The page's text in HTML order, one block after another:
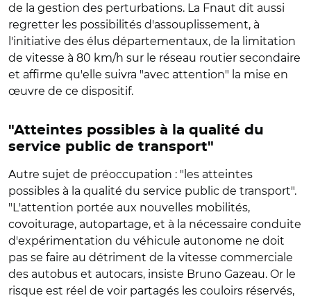
de la gestion des perturbations. La Fnaut dit aussi
regretter les possibilités d'assouplissement, à
l'initiative des élus départementaux, de la limitation
de vitesse à 80 km/h sur le réseau routier secondaire
et affirme qu'elle suivra "avec attention" la mise en
œuvre de ce dispositif.
"Atteintes possibles à la qualité du
service public de transport"
Autre sujet de préoccupation : "les atteintes
possibles à la qualité du service public de transport".
"L'attention portée aux nouvelles mobilités,
covoiturage, autopartage, et à la nécessaire conduite
d'expérimentation du véhicule autonome ne doit
pas se faire au détriment de la vitesse commerciale
des autobus et autocars, insiste Bruno Gazeau. Or le
risque est réel de voir partagés les couloirs réservés,